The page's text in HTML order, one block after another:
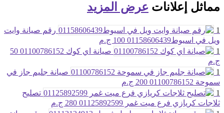
مماثل إعلانات عرض المزيد
1
رقم صيانة وايت
ويل في اسيوط01158606439
100 ج.م
1
صيانة اي كوك 01100786152
50
ج.م
1
صيانة جليم جاز في
سموحة 01100786152
200 ج.م
1
تصليح
ثلاجات كريازي فرع ميت غمر 01125892599
280 ج.م